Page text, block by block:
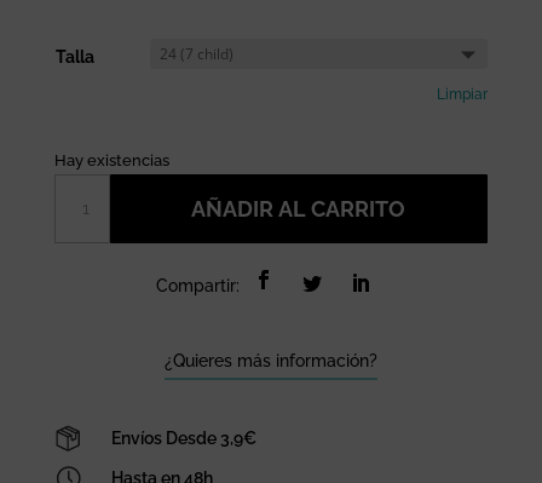
Talla
Limpiar
Hay existencias
Sandals
Original
AÑADIR AL CARRITO
Compartir:
¿Quieres más información?
Envíos Desde 3,9€
Hasta en 48h